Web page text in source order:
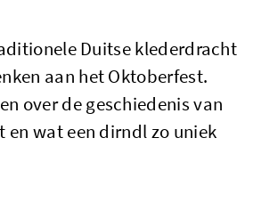
Duitse klederdracht
aan het Oktoberfest.
over de geschiedenis van
en wat een dirndl zo uniek